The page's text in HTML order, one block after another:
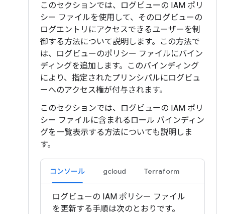
このセクションでは、ログビューの IAM ポリ
シー ファイルを使用して、そのログビューの
ログエントリにアクセスできるユーザーを制
御する方法について説明します。この方法で
は、ログビューのポリシー ファイルにバイン
ディングを追加します。このバインディング
により、指定されたプリンシパルにログビュ
ーへのアクセス権が付与されます。
このセクションでは、ログビューの IAM ポリ
シー ファイルに含まれるロール バインディン
グを一覧表示する方法についても説明しま
す。
コンソール gcloud Terraform
ログビューの IAM ポリシー ファイル
を更新する手順は次のとおりです。